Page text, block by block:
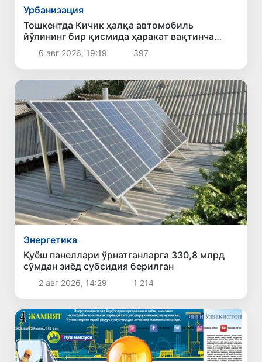
Урбанизация
Тошкентда Кичик ҳалқа автомобиль
йўлининг бир қисмида ҳаракат вақтинча
чекланади
6 авг 2026, 19:19 397
Энергетика
Қуёш панеллари ўрнатганларга 330,8 млрд
сўмдан зиёд субсидия берилган
2 авг 2026, 14:29 1 214